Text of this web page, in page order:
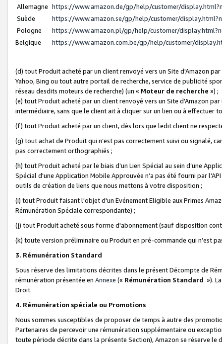
Allemagne https://www.amazon.de/gp/help/customer/
Suède
https://www.amazon.se/gp/help/customer/
Pologne
https://www.amazon.pl/gp/help/customer/
Belgique
https://www.amazon.com.be/gp/help/customer/
(d) tout Produit acheté par un client renvoyé vers un Site d'Amazon
Yahoo, Bing ou tout autre portail de recherche, service de publicité
réseau desdits moteurs de recherche) (un « Moteur de recherche ») ;
(e) tout Produit acheté par un client renvoyé vers un Site d'Amazon
intermédiaire, sans que le client ait à cliquer sur un lien ou à
(f) tout Produit acheté par un client, dès lors que ledit client ne
(g) tout achat de Produit qui n’est pas correctement suivi ou signalé,
pas correctement orthographiés ;
(h) tout Produit acheté par le biais d’un Lien Spécial au sein d’une
Spécial d'une Application Mobile Approuvée n’a pas été fourni par
outils de création de liens que nous mettons à votre disposition ;
(i) tout Produit faisant l'objet d'un Evénement Eligible aux Primes
Rémunération Spéciale correspondante) ;
(j) tout Produit acheté sous forme d'abonnement (sauf disposition
(k) toute version préliminaire ou Produit en pré-commande qui n’est
3. Rémunération Standard
Sous réserve des limitations décrites dans le présent Décompte de
rémunération présentée en Annexe (« Rémunération Standard »).
Droit.
4. Rémunération spéciale ou Promotions
Nous sommes susceptibles de proposer de temps à autre des
Partenaires de percevoir une rémunération supplémentaire ou
toute période décrite dans la présente Section), Amazon se réserve